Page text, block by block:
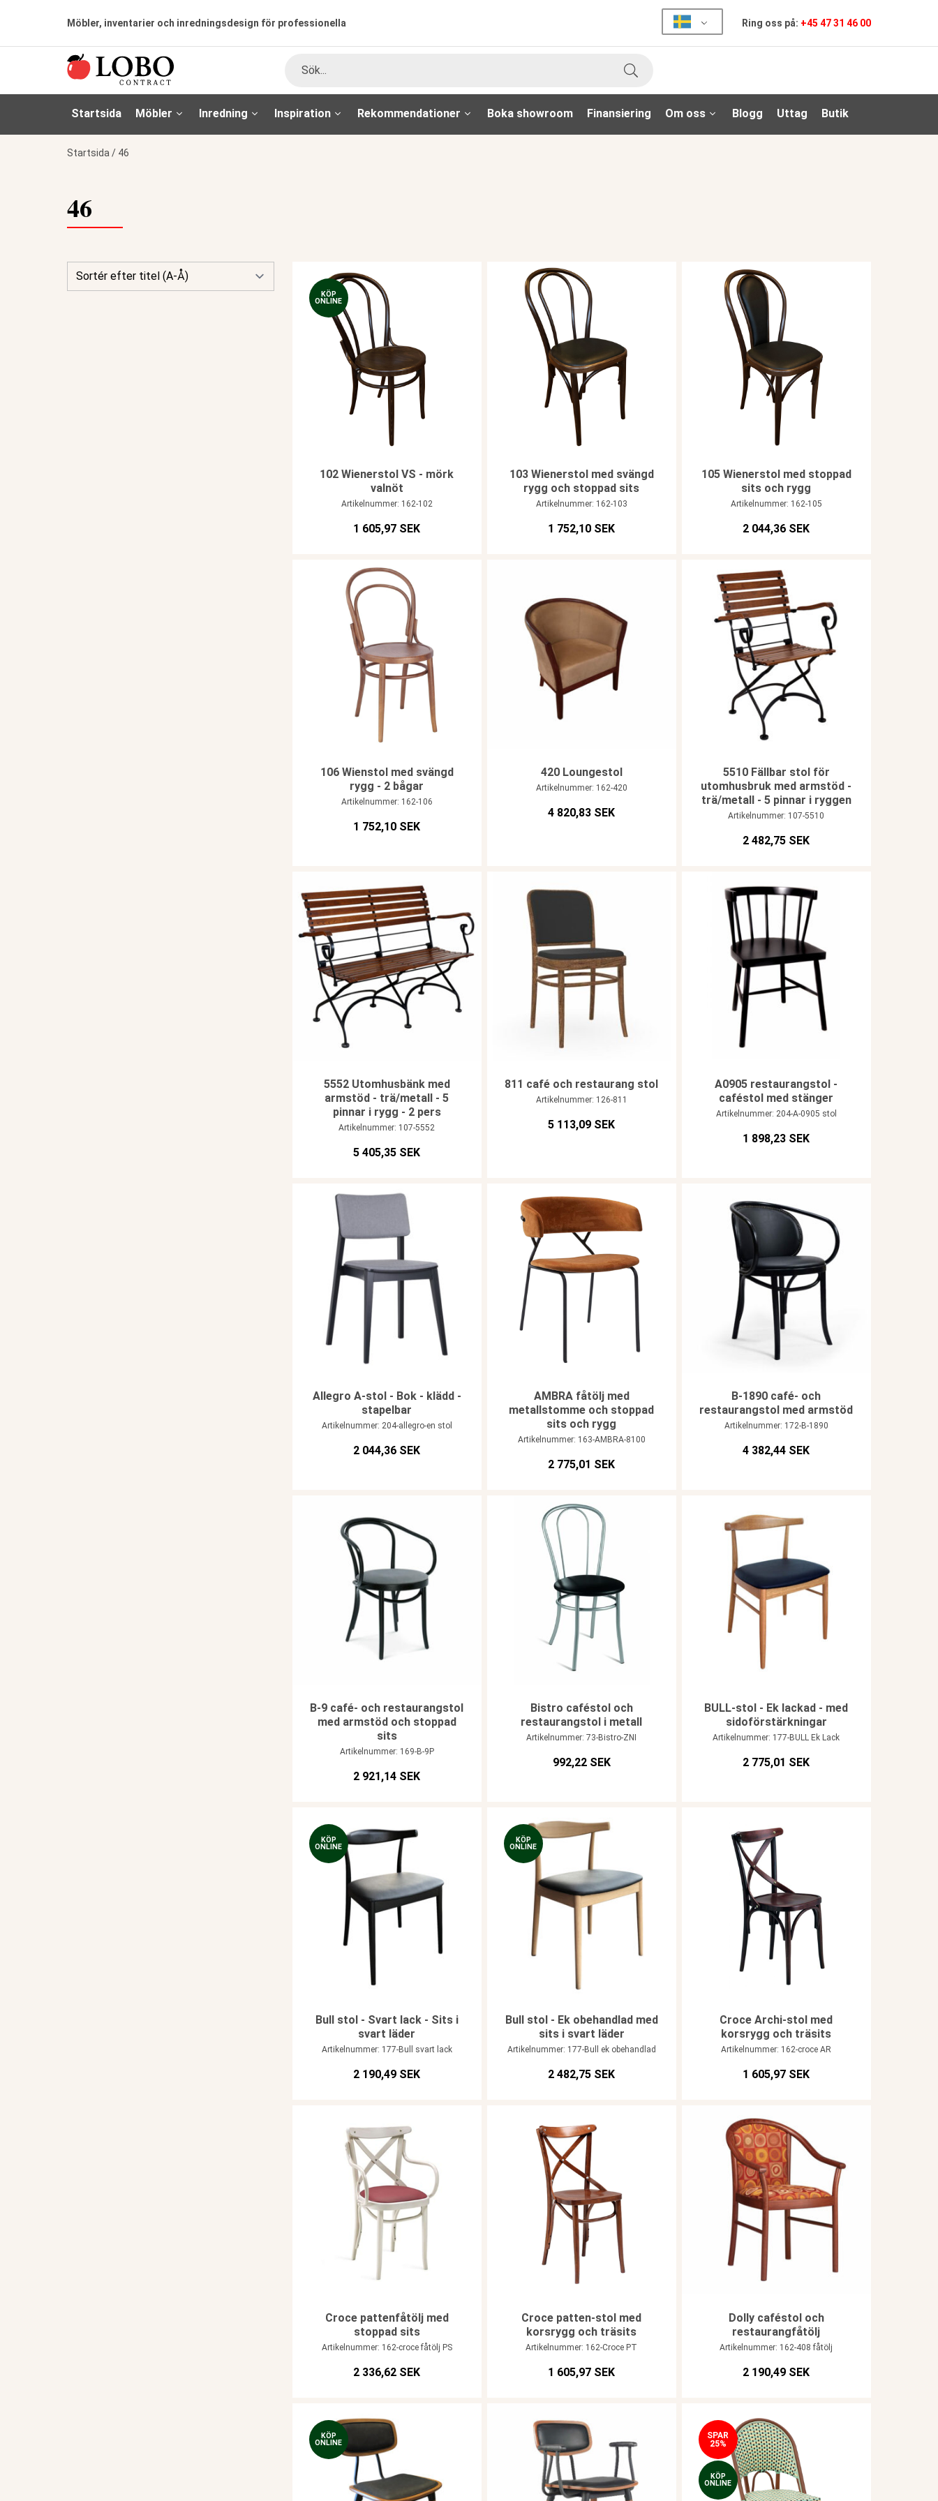
Möbler, inventarier och inredningsdesign för professionella Ring oss på: +45 47 31 46 00
Sök
Startsida Möbler Inredning Inspiration Rekommendationer Boka showroom Finansiering Om oss Blogg Uttag Butik
Startsida / 46
46
KÖP
ONLINE
102 Wienerstol VS - mörk
valnöt
Artikelnummer: 162-102
1 605,97 SEK
103 Wienerstol med svängd
rygg och stoppad sits
Artikelnummer: 162-103
1 752,10 SEK
105 Wienerstol med stoppad
sits och rygg
Artikelnummer: 162-105
2 044,36 SEK
106 Wienstol med svängd
rygg - 2 bågar
Artikelnummer: 162-106
1 752,10 SEK
420 Loungestol
Artikelnummer: 162-420
4 820,83 SEK
5510 Fällbar stol för
utomhusbruk med armstöd -
trä/metall - 5 pinnar i ryggen
Artikelnummer: 107-5510
2 482,75 SEK
5552 Utomhusbänk med
armstöd - trä/metall - 5
pinnar i rygg - 2 pers
Artikelnummer: 107-5552
5 405,35 SEK
811 café och restaurang stol
Artikelnummer: 126-811
5 113,09 SEK
A0905 restaurangstol -
caféstol med stänger
Artikelnummer: 204-A-0905 stol
1 898,23 SEK
Allegro A-stol - Bok - klädd -
stapelbar
Artikelnummer: 204-allegro-en stol
2 044,36 SEK
AMBRA fåtölj med
metallstomme och stoppad
sits och rygg
Artikelnummer: 163-AMBRA-8100
2 775,01 SEK
B-1890 café- och
restaurangstol med armstöd
Artikelnummer: 172-B-1890
4 382,44 SEK
B-9 café- och restaurangstol
med armstöd och stoppad
sits
Artikelnummer: 169-B-9P
2 921,14 SEK
Bistro caféstol och
restaurangstol i metall
Artikelnummer: 73-Bistro-ZNI
992,22 SEK
BULL-stol - Ek lackad - med
sidoförstärkningar
Artikelnummer: 177-BULL Ek Lack
2 775,01 SEK
KÖP
ONLINE
Bull stol - Svart lack - Sits i
svart läder
Artikelnummer: 177-Bull svart lack
2 190,49 SEK
KÖP
ONLINE
Bull stol - Ek obehandlad med
sits i svart läder
Artikelnummer: 177-Bull ek obehandlad
2 482,75 SEK
Croce Archi-stol med
korsrygg och träsits
Artikelnummer: 162-croce AR
1 605,97 SEK
Croce pattenfåtölj med
stoppad sits
Artikelnummer: 162-croce fåtölj PS
2 336,62 SEK
Croce patten-stol med
korsrygg och träsits
Artikelnummer: 162-Croce PT
1 605,97 SEK
Dolly caféstol och
restaurangfåtölj
Artikelnummer: 162-408 fåtölj
2 190,49 SEK
KÖP
ONLINE
SPAR
25%
KÖP
ONLINE